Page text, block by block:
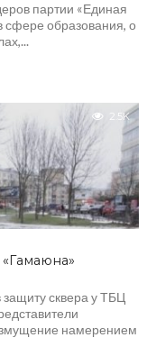
партии «Единая
сфере образования, о
2.5K
сквера у ТБЦ
намерением